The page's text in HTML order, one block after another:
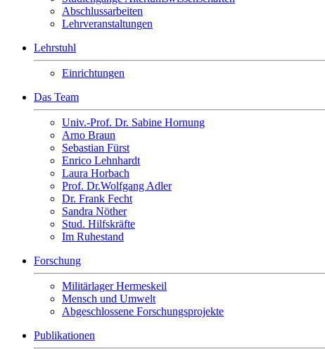
Abschlussarbeiten
Lehrveranstaltungen
Lehrstuhl
Einrichtungen
Das Team
Univ.-Prof. Dr. Sabine Hornung
Arno Braun
Sebastian Fürst
Enrico Lehnhardt
Laura Horbach
Prof. Dr.Wolfgang Adler
Dr. Frank Fecht
Sandra Nöther
Stud. Hilfskräfte
Im Ruhestand
Forschung
Militärlager Hermeskeil
Mensch und Umwelt
Abgeschlossene Forschungsprojekte
Publikationen